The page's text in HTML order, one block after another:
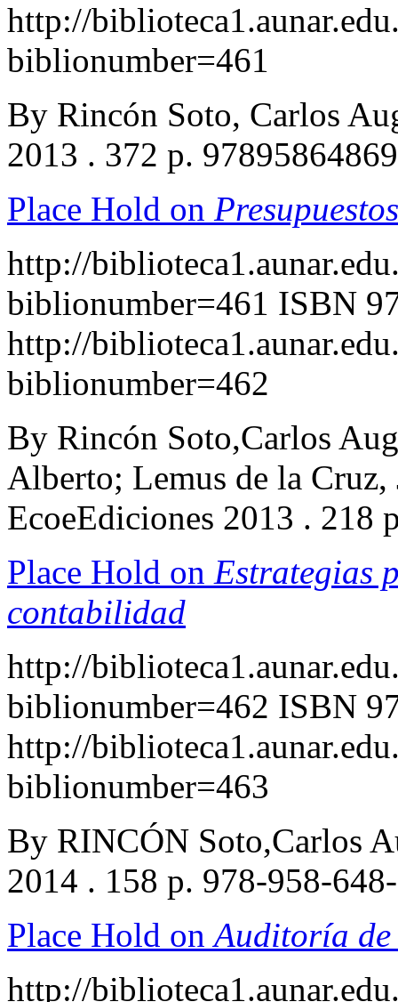
http://
biblionumber=461
By Rincón Soto, Carlos
2013 . 372 p.
Place Hold on
http://
biblionumber=461 ISBN
http://
biblionumber=462
By Rincón Soto,Carlos
Alberto; Lemus de la
EcoeEdiciones 2013 . 218
Place Hold on Estrategias
contabilidad
http://
biblionumber=462 ISBN
http://
biblionumber=463
By RINCÓN Soto,Carlos
2014 . 158 p. 978-958-
Place Hold onAuditoría de
http://